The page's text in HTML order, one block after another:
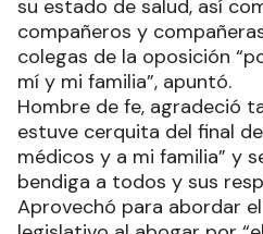
su estado de salud, así
compañeros y
colegas de la oposición
mí y mi familia”, apuntó.
Hombre de fe, agradeció
estuve cerquita del final
médicos y a mi familia” y
bendiga a todos y sus
Aprovechó para abordar